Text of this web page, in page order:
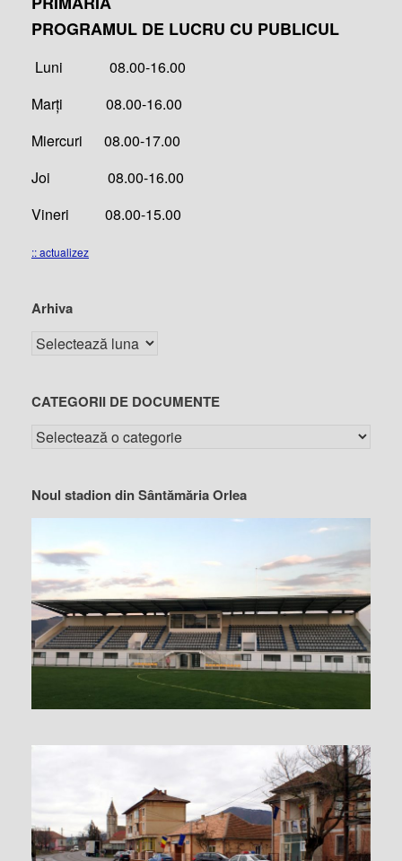
PROGRAMUL DE LUCRU CU PUBLICUL
Luni 08.00-16.00
Marți 08.00-16.00
Miercuri 08.00-17.00
Joi 08.00-16.00
Vineri 08.00-15.00
:: actualizez
Arhiva
CATEGORII DE DOCUMENTE
Noul stadion din Sântămăria Orlea